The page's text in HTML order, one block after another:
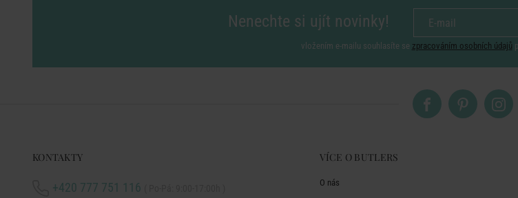
Nenechte si ujít novinky!
vložením e-mailu souhlasíte se zpracováním osobních údajů
KONTAKTY
+420 777 751 116
VÍCE O BUTLERS
O nás